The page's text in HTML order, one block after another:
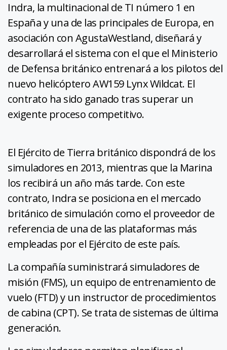
Indra, la multinacional de TI número 1 en
España y una de las principales de Europa, en
asociación con AgustaWestland, diseñará y
desarrollará el sistema con el que el Ministerio
de Defensa británico entrenará a los pilotos del
nuevo helicóptero AW159 Lynx Wildcat. El
contrato ha sido ganado tras superar un
exigente proceso competitivo.
El Ejército de Tierra británico dispondrá de los
simuladores en 2013, mientras que la Marina
los recibirá un año más tarde. Con este
contrato, Indra se posiciona en el mercado
británico de simulación como el proveedor de
referencia de una de las plataformas más
empleadas por el Ejército de este país.
La compañía suministrará simuladores de
misión (FMS), un equipo de entrenamiento de
vuelo (FTD) y un instructor de procedimientos
de cabina (CPT). Se trata de sistemas de última
generación.